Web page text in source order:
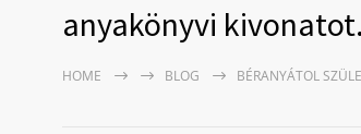
anyakönyvi kivonatot.
HOME BLOG BÉRANYÁTOL